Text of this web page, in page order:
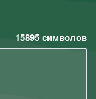
15895символов